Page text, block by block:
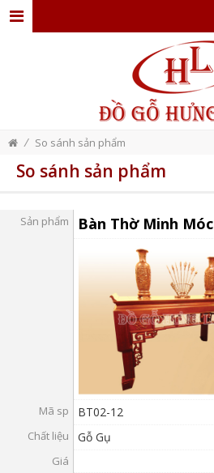
ĐỒ
GỖ
THẤT
TỨC
/ So sánh sản phẩm
So sánh sản phẩm
Sản phẩm Bàn Thờ Minh Móc
Mã sp BT02-12
Chất liệu Gỗ Gụ
Giá